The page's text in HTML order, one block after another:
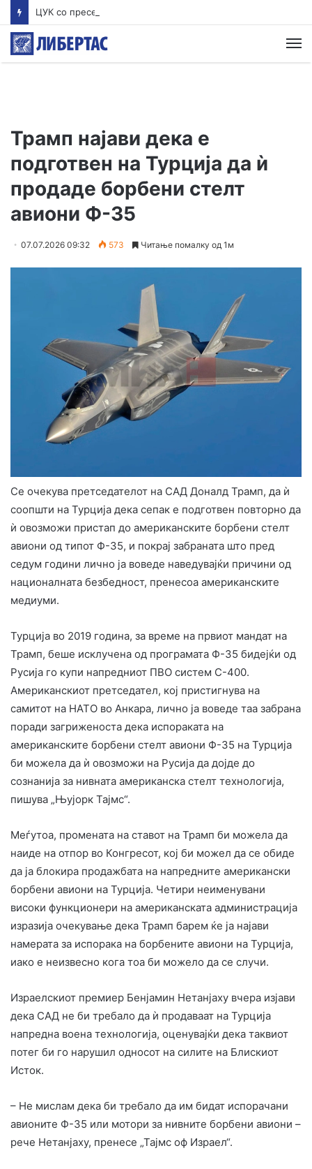
Трамп најави дека е
подготвен на Турција да ѝ
продаде борбени стелт
авиони Ф-35
07.07.2026 09:32 573 Читање помалку од 1м
Се очекува претседателот на САД Доналд Трамп, да ѝ
соопшти на Турција дека сепак е подготвен повторно да
ѝ овозможи пристап до американските борбени стелт
авиони од типот Ф-35, и покрај забраната што пред
седум години лично ја воведе наведувајќи причини од
националната безбедност, пренесоа американските
медиуми.
Турција во 2019 година, за време на првиот мандат на
Трамп, беше исклучена од програмата Ф-35 бидејќи од
Русија го купи напредниот ПВО систем С-400.
Американскиот претседател, кој пристигнува на
самитот на НАТО во Анкара, лично ја воведе таа забрана
поради загриженоста дека испораката на
американските борбени стелт авиони Ф-35 на Турција
би можела да ѝ овозможи на Русија да дојде до
сознанија за нивната американска стелт технологија,
пишува „Њујорк Тајмс“.
Меѓутоа, промената на ставот на Трамп би можела да
наиде на отпор во Конгресот, кој би можел да се обиде
да ја блокира продажбата на напредните американски
борбени авиони на Турција. Четири неименувани
високи функционери на американската администрација
изразија очекување дека Трамп барем ќе ја најави
намерата за испорака на борбените авиони на Турција,
иако е неизвесно кога тоа би можело да се случи.
Израелскиот премиер Бенјамин Нетанјаху вчера изјави
дека САД не би требало да ѝ продаваат на Турција
напредна воена технологија, оценувајќи дека таквиот
потег би го нарушил односот на силите на Блискиот
Исток.
– Не мислам дека би требало да им бидат испорачани
авионите Ф-35 или мотори за нивните борбени авиони –
рече Нетанјаху, пренесе „Тајмс оф Израел“.